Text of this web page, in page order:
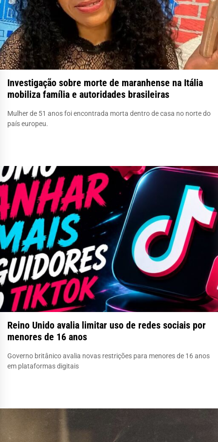
Investigação sobre morte de maranhense na Itália
mobiliza família e autoridades brasileiras
Mulher de 51 anos foi encontrada morta dentro de casa no norte do
país europeu.
Reino Unido avalia limitar uso de redes sociais por
menores de 16 anos
Governo britânico avalia novas restrições para menores de 16 anos
em plataformas digitais